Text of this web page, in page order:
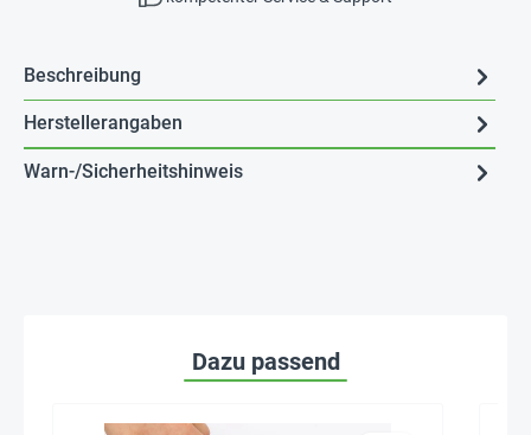
Beschreibung
Herstellerangaben
Warn-/Sicherheitshinweis
Dazu passend